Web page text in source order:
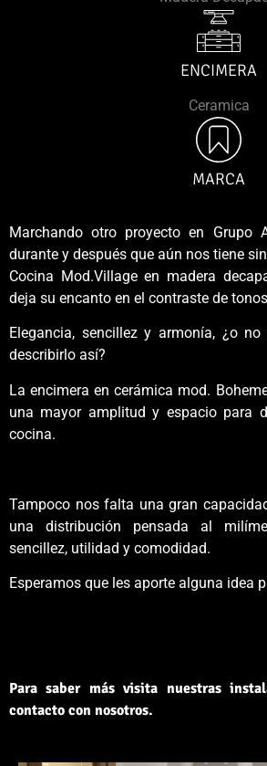
ENCIMERA
Ceramica
MARCA
Marchando otro proyecto en Grupo
durante y después que aún nos tiene
Cocina Mod.Village en madera
deja su encanto en el contraste de
Elegancia, sencillez y armonía, ¿o
describirlo así?
La encimera en cerámica mod.
una mayor amplitud y espacio para
cocina.
Tampoco nos falta una gran
una distribución pensada al
sencillez, utilidad y comodidad.
Esperamos que les aporte alguna idea
Para saber más visita nuestras
contacto con nosotros.